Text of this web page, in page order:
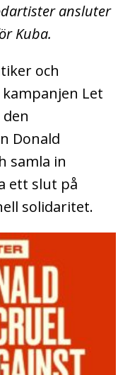
ansluter
Kuba.
och
Let
Donald
samla in
ett slut på
solidaritet.